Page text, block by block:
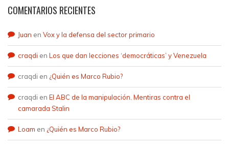
COMENTARIOS RECIENTES
Juan en Vox y la defensa del sector primario
craqdi en Los que dan lecciones ‘democráticas’ y Venezuela
craqdi en ¿Quién es Marco Rubio?
craqdi en El ABC de la manipulación. Mentiras contra el
camarada Stalin
Loam en ¿Quién es Marco Rubio?